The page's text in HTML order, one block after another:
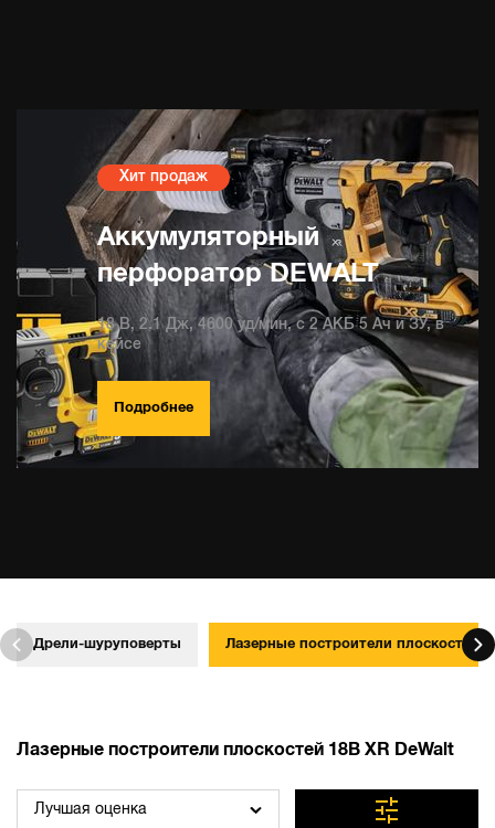
Хит продаж
Аккумуляторный
перфоратор DEWALT
18 В, 2.1 Дж, 4600 уд/мин, с 2 АКБ 5 Ач и ЗУ, в
кейсе
Подробнее
Дрели-шуруповерты Лазерные построители плоскостей
Лазерные построители плоскостей 18В XR DeWalt
Лучшая оценка